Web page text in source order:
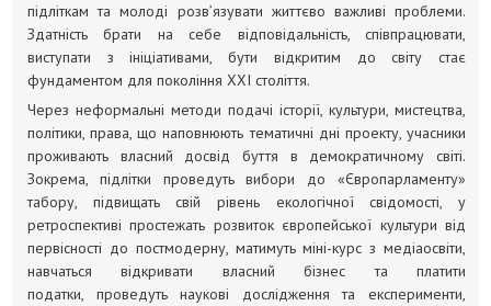
підліткам та молоді розв’язувати життєво важливі проблеми.
Здатність брати на себе відповідальність, співпрацювати,
виступати з ініціативами, бути відкритим до світу стає
фундаментом для покоління ХХІ століття.
Через неформальні методи подачі історії, культури, мистецтва,
політики, права, що наповнюють тематичні дні проекту, учасники
проживають власний досвід буття в демократичному світі.
Зокрема, підлітки проведуть вибори до «Європарламенту»
табору, підвищать свій рівень екологічної свідомості, у
ретроспективі простежать розвиток європейської культури від
первісності до постмодерну, матимуть міні-курс з медіаосвіти,
навчаться відкривати власний бізнес та платити
податки, проведуть наукові дослідження та експерименти,